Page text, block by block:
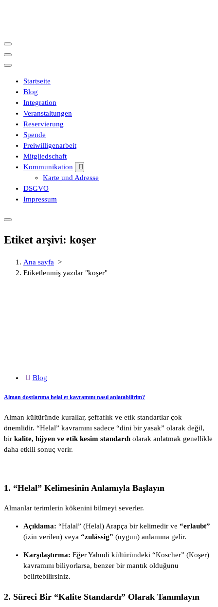
Startseite
Blog
Integration
Veranstaltungen
Reservierung
Spende
Freiwilligenarbeit
Mitgliedschaft
Kommunikation
Karte und Adresse
DSGVO
Impressum
Etiket arşivi: koşer
Ana sayfa >
Etiketlenmiş yazılar "koşer"
Blog
Alman dostlarıma helal et kavramını nasıl anlatabilirim?
Alman kültüründe kurallar, şeffaflık ve etik standartlar çok
önemlidir. “Helal” kavramını sadece “dini bir yasak” olarak değil,
bir kalite, hijyen ve etik kesim standardı olarak anlatmak genellikle
daha etkili sonuç verir.
1. “Helal” Kelimesinin Anlamıyla Başlayın
Almanlar terimlerin kökenini bilmeyi severler.
Açıklama: “Halal” (Helal) Arapça bir kelimedir ve “erlaubt”
(izin verilen) veya “zulässig” (uygun) anlamına gelir.
Karşılaştırma: Eğer Yahudi kültüründeki “Koscher” (Koşer)
kavramını biliyorlarsa, benzer bir mantık olduğunu
belirtebilirsiniz.
2. Süreci Bir “Kalite Standardı” Olarak Tanımlayın